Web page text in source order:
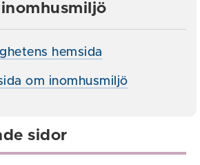
hemsida
om inomhusmiljö
sidor